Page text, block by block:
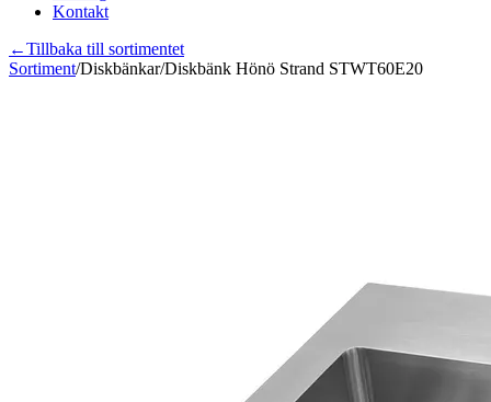
Kontakt
←Tillbaka till sortimentet
Sortiment/Diskbänkar/Diskbänk Hönö Strand STWT60E20